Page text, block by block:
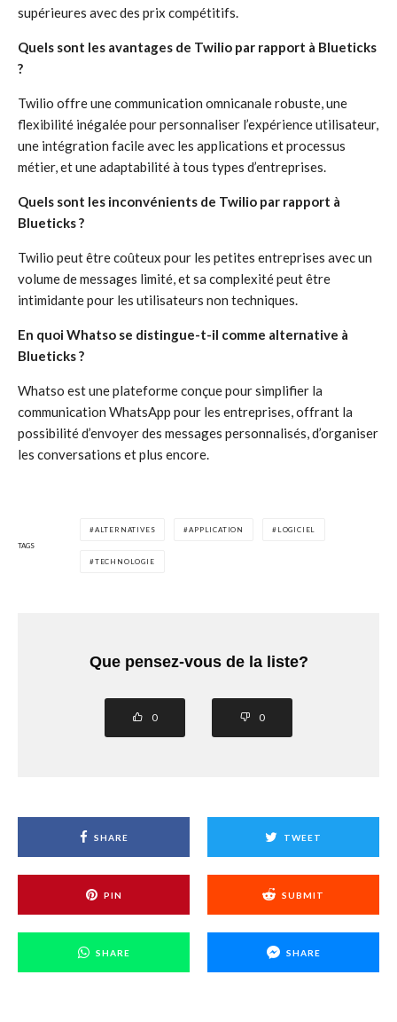
supérieures avec des prix compétitifs.
Quels sont les avantages de Twilio par rapport à Blueticks
?
Twilio offre une communication omnicanale robuste, une
flexibilité inégalée pour personnaliser l’expérience utilisateur,
une intégration facile avec les applications et processus
métier, et une adaptabilité à tous types d’entreprises.
Quels sont les inconvénients de Twilio par rapport à
Blueticks ?
Twilio peut être coûteux pour les petites entreprises avec un
volume de messages limité, et sa complexité peut être
intimidante pour les utilisateurs non techniques.
En quoi Whatso se distingue-t-il comme alternative à
Blueticks ?
Whatso est une plateforme conçue pour simplifier la
communication WhatsApp pour les entreprises, offrant la
possibilité d’envoyer des messages personnalisés, d’organiser
les conversations et plus encore.
TAGS
ALTERNATIVES APPLICATION LOGICIEL
TECHNOLOGIE
Que pensez-vous de la liste?
0 0
SHARE TWEET
PIN SUBMIT
SHARE SHARE